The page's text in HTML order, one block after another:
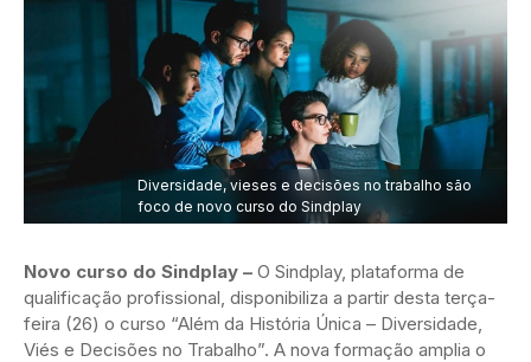
Diversidade, vieses e decisões no trabalho são
foco de novo curso do Sindplay
Novo curso do Sindplay – O Sindplay, plataforma de
qualificação profissional, disponibiliza a partir desta terça-
feira (26) o curso “Além da História Única – Diversidade,
Viés e Decisões no Trabalho”. A nova formação amplia o